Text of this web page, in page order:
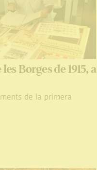
Borges de 1915, a
de la primera